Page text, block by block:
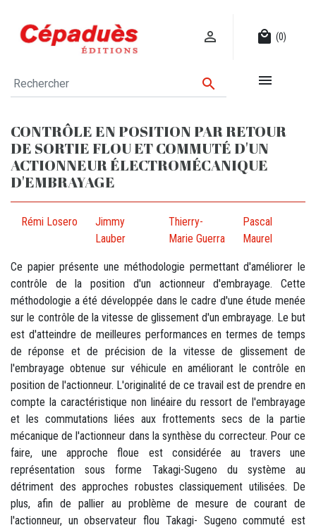
 local_mall (0)
 
CONTRÔLE EN POSITION PAR RETOUR
DE SORTIE FLOU ET COMMUTÉ D'UN
ACTIONNEUR ÉLECTROMÉCANIQUE
D'EMBRAYAGE
Rémi Losero
Jimmy
Lauber
Thierry-
Marie Guerra
Pascal
Maurel
Ce papier présente une méthodologie permettant d'améliorer le
contrôle de la position d'un actionneur d'embrayage. Cette
méthodologie a été développée dans le cadre d'une étude menée
sur le contrôle de la vitesse de glissement d'un embrayage. Le but
est d'atteindre de meilleures performances en termes de temps
de réponse et de précision de la vitesse de glissement de
l'embrayage obtenue sur véhicule en améliorant le contrôle en
position de l'actionneur. L'originalité de ce travail est de prendre en
compte la caractéristique non linéaire du ressort de l'embrayage
et les commutations liées aux frottements secs de la partie
mécanique de l'actionneur dans la synthèse du correcteur. Pour ce
faire, une approche floue est considérée au travers une
représentation sous forme Takagi-Sugeno du système au
détriment des approches robustes classiquement utilisées. De
plus, afin de pallier au problème de mesure de courant de
l'actionneur, un observateur flou Takagi- Sugeno commuté est